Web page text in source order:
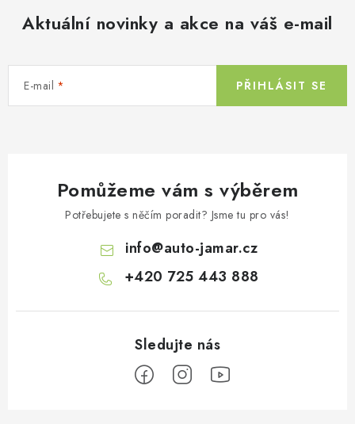
Aktuální novinky a akce na váš e-mail
E-mail PŘIHLÁSIT SE
Pomůžeme vám s výběrem
Potřebujete s něčím poradit? Jsme tu pro vás!
info@auto-jamar.cz
+420 725 443 888